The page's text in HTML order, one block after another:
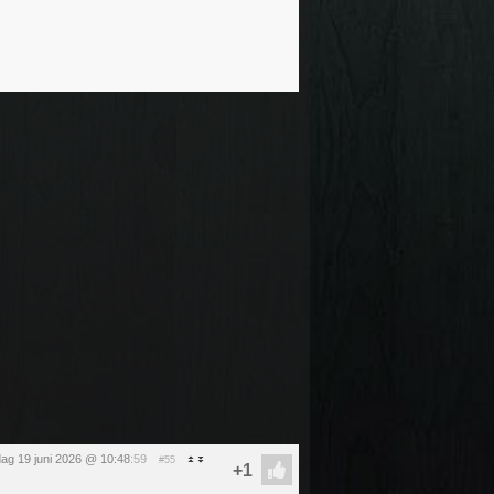
19 juni 2026 @ 10:48:59 #55